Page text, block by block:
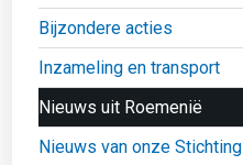
Bijzondere acties
Inzameling en transport
Nieuws uit Roemenië
Nieuws van onze Stichting